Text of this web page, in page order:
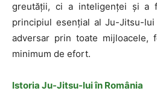
greutății, ci a inteligenței și a
principiul esențial al Ju-Jitsu-
adversar prin toate mijloacele,
minimum de efort.
Istoria Ju-Jitsu-lui în România